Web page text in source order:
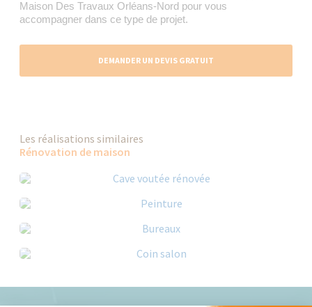
Maison Des Travaux Orléans-Nord pour vous
accompagner dans ce type de projet.
DEMANDER UN DEVIS GRATUIT
Les réalisations similaires
Rénovation de maison